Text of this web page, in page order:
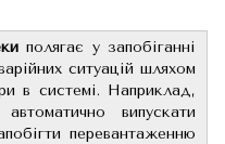
полягає у запобіганні
ситуацій шляхом
в системі. Наприклад,
випускати
перевантаженню